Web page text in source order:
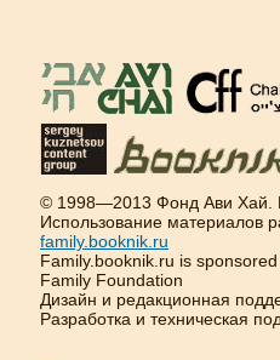
© 1998—2013 Фонд Ави Хай.
Использование материалов
family.booknik.ru
Family.booknik.ru is
Family Foundation
Дизайн и редакционная
Разработка и техническая